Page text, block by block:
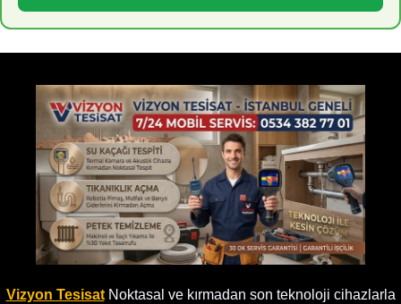
Vizyon TesisatNoktasal ve kırmadan son teknoloji cihazlarla